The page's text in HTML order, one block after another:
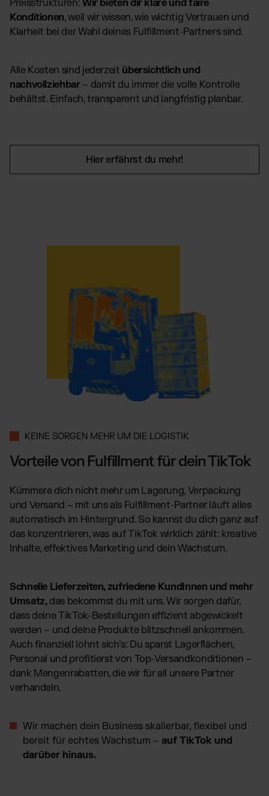
Preisstrukturen: Wir bieten dir klare und faire
Konditionen, weil wir wissen, wie wichtig Vertrauen und
Klarheit bei der Wahl deines Fulfillment-Partners sind.
Alle Kosten sind jederzeit übersichtlich und
nachvollziehbar– damit du immer die volle Kontrolle
behältst. Einfach, transparent und langfristig planbar.
Hier erfährst du mehr!
KEINE SORGEN MEHR UM DIE LOGISTIK
Vorteile von Fulfillment für dein TikTok
Kümmere dich nicht mehr um Lagerung, Verpackung
und Versand – mit uns als Fulfillment-Partner läuft alles
automatisch im Hintergrund. So kannst du dich ganz auf
das konzentrieren, was auf TikTok wirklich zählt: kreative
Inhalte, effektives Marketing und dein Wachstum.
Schnelle Lieferzeiten, zufriedene KundInnen und mehr
Umsatz,das bekommst du mit uns. Wir sorgen dafür,
dass deine TikTok-Bestellungen effizient abgewickelt
werden – und deine Produkte blitzschnell ankommen.
Auch finanziell lohnt sich’s: Du sparst Lagerflächen,
Personal und profitierst von Top-Versandkonditionen –
dank Mengenrabatten, die wir für all unsere Partner
verhandeln.
Wir machen dein Business skalierbar, flexibel und
bereit für echtes Wachstum – auf TikTok und
darüber hinaus.